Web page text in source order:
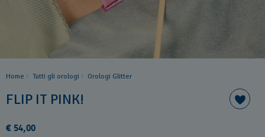
Home Tutti gli orologi Orologi Glitter
FLIP IT PINK!
€ 54,00